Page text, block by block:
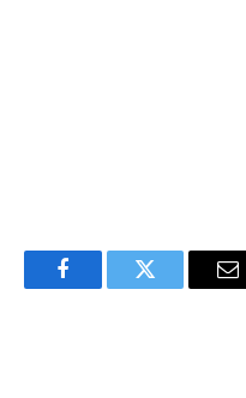
FacebookTwitter